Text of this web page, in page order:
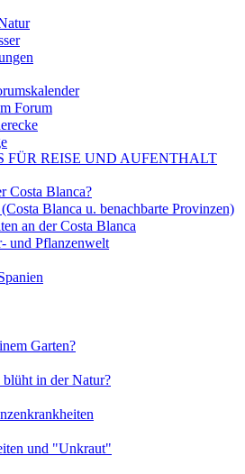
Forum
FÜR REISE UND AUFENTHALT
Costa Blanca?
Blanca u. benachbarte Provinzen)
an der Costa Blanca
und Pflanzenwelt
Garten?
in der Natur?
und "Unkraut"